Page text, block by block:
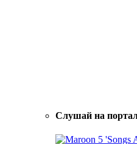
Слушай на